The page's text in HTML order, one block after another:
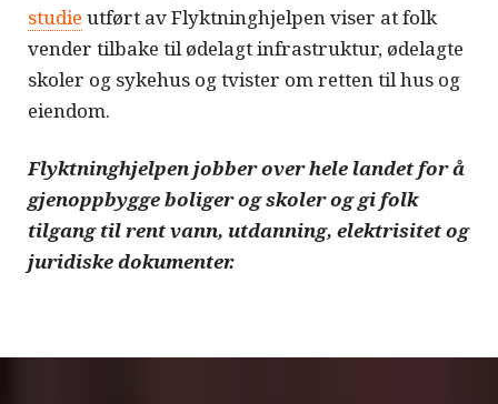
studie utført av Flyktninghjelpen viser at folk
vender tilbake til ødelagt infrastruktur, ødelagte
skoler og sykehus og tvister om retten til hus og
eiendom.
Flyktninghjelpen jobber over hele landet for å
gjenoppbygge boliger og skoler og gi folk
tilgang til rent vann, utdanning, elektrisitet og
juridiske dokumenter.